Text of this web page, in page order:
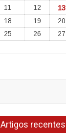
11 12 13
18 19 20
25 26 27
Artigos recentes